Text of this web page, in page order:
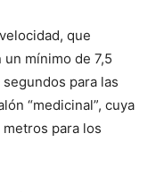
que
mínimo de 7,5
para las
“medicinal”, cuya
para los